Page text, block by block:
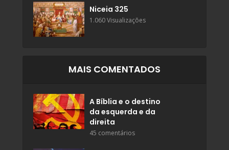
Niceia 325
1.060 Visualizações
MAIS COMENTADOS
A Bíblia e o destino
da esquerda e da
direita
45 comentários